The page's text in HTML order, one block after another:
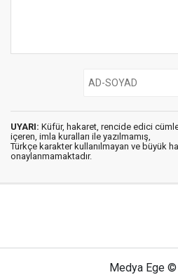
UYARI: Küfür, hakaret, rencide edici
içeren, imla kuralları ile yazılmamış,
Türkçe karakter kullanılmayan ve büyük
onaylanmamaktadır.
Medya Ege